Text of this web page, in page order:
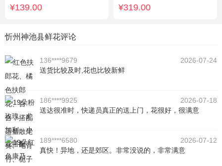
¥139.00 ¥319.00
忻州神池县鲜花评论
136****9679
2026-07-24
送货比较及时,花也比较新鲜
186****9925
2026-07-18
送达很准时，快递员真正的送上门，花很好，很满意
189****6580
2026-07-12
真快！异地，还是郊区。非常没说的，非常满意